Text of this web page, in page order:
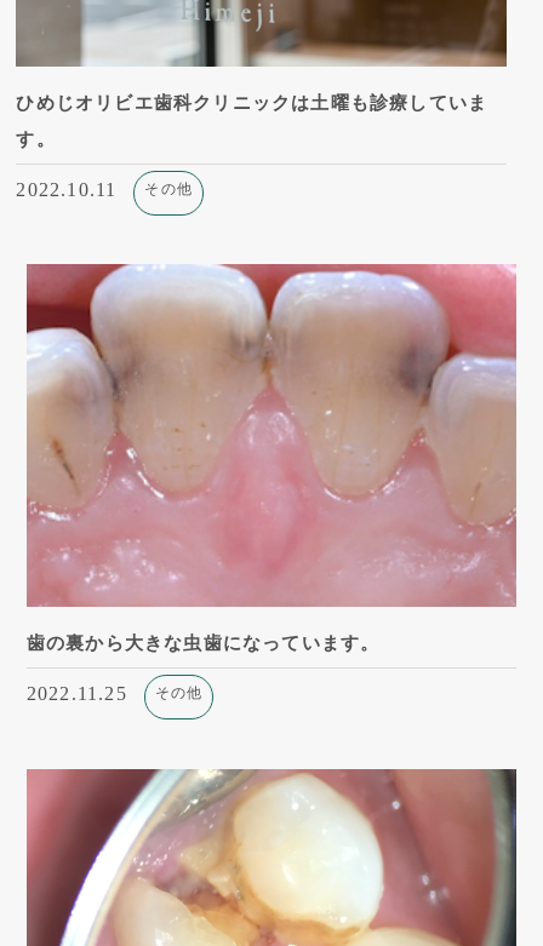
ひめじオリビエ歯科クリニックは土曜も診療していま
す。
2022.10.11 その他
歯の裏から大きな虫歯になっています。
2022.11.25 その他